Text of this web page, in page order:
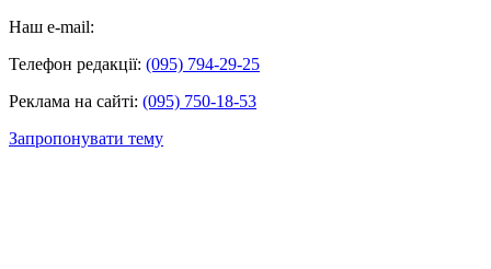
Наш e-mail:
Телефон редакції: (095) 794-29-25
Реклама на сайті: (095) 750-18-53
Запропонувати тему